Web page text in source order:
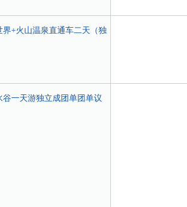
+火山温泉直通车二天（独
一天游独立成团单团单议